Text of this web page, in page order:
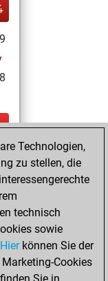
Technologien,
zu stellen, die
technisch
sowie
Hierkönnen Sie der
Cookies